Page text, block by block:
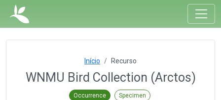
Início Recurso
WNMU Bird Collection (Arctos)
Occurrence Specimen